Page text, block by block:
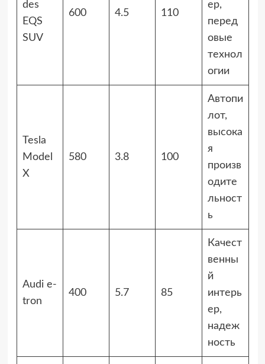
des
EQS
SUV
600 4.5 110
ер,
перед
овые
технол
огии
Tesla
Model
X
580 3.8 100
Автопи
лот,
высока
я
произв
одите
льност
ь
Audi e-
tron
400 5.7 85
Качест
венны
й
интерь
ер,
надеж
ность